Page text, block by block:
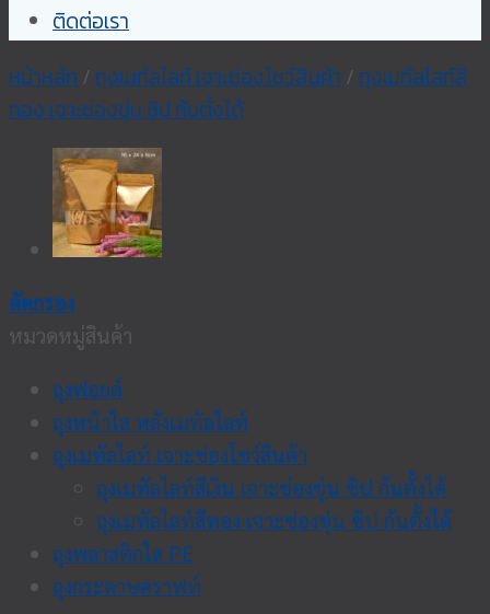
ติดต่อเรา
หน้าหลัก / ถุงเมทัลไลท์ เจาะช่องโชว์สินค้า / ถุงเมทัลไลท์สี
ทอง เจาะช่องขุ่น ซิป ก้นตั้งได้
คัดกรอง
หมวดหมู่สินค้า
ถุงฟอยด์
ถุงหน้าใส หลังเมทัลไลท์
ถุงเมทัลไลท์ เจาะช่องโชว์สินค้า
ถุงเมทัลไลท์สีเงิน เจาะช่องขุ่น ซิป ก้นตั้งได้
ถุงเมทัลไลท์สีทอง เจาะช่องขุ่น ซิป ก้นตั้งได้
ถุงพลาสติกใส PE
ถุงกระดาษคราฟท์